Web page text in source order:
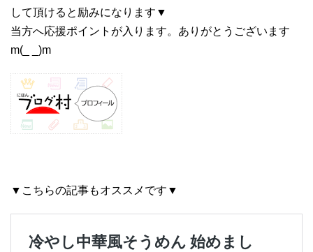
して頂けると励みになります▼
当方へ応援ポイントが入ります。ありがとうございます
m(_ _)m
▼こちらの記事もオススメです▼